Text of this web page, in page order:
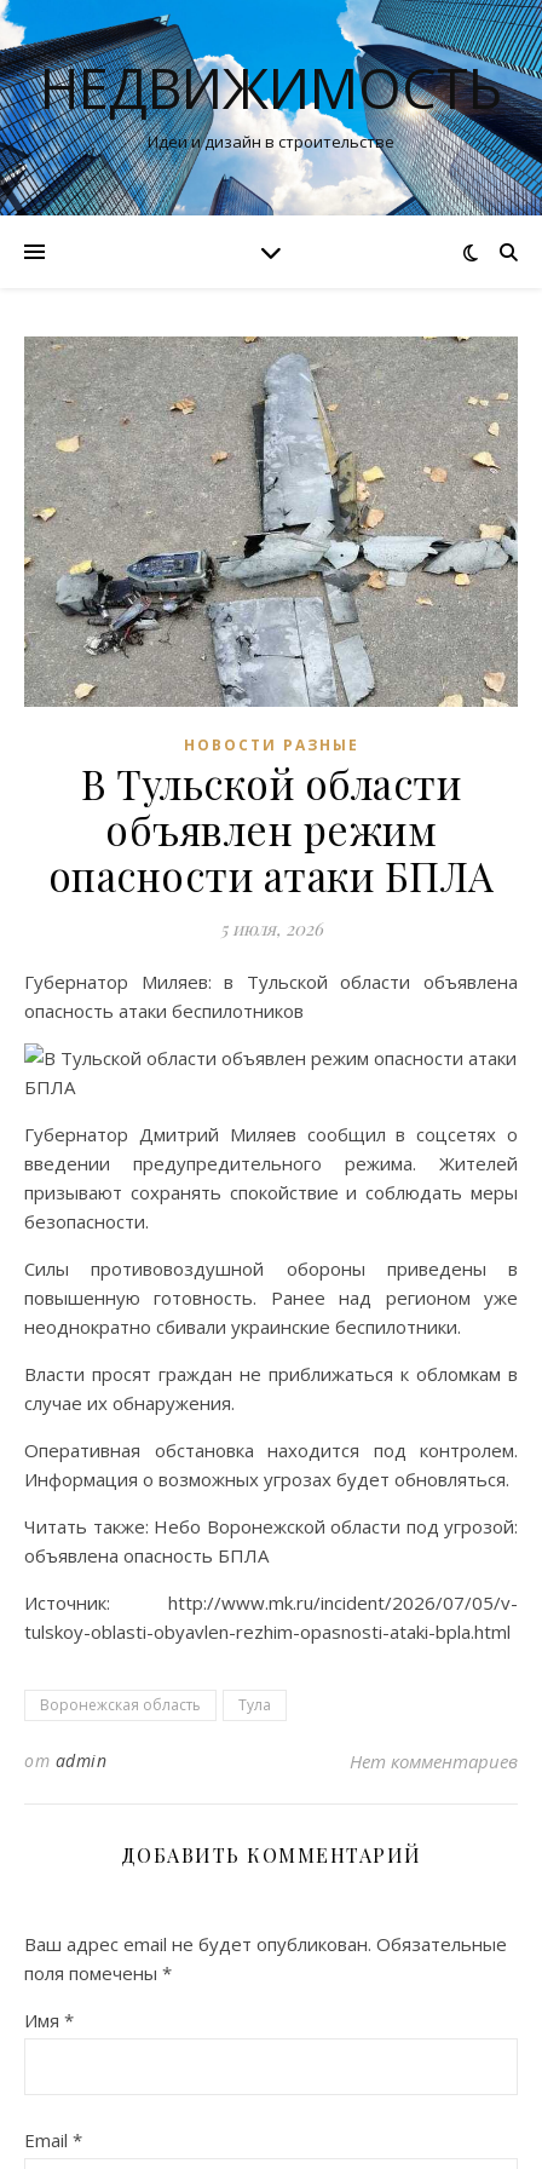
НЕДВИЖИМОСТЬ
Идеи и дизайн в строительстве
НОВОСТИ РАЗНЫЕ
В Тульской области
объявлен режим
опасности атаки БПЛА
5 июля, 2026
Губернатор Миляев: в Тульской области объявлена
опасность атаки беспилотников
Губернатор Дмитрий Миляев сообщил в соцсетях о
введении предупредительного режима. Жителей
призывают сохранять спокойствие и соблюдать меры
безопасности.
Силы противовоздушной обороны приведены в
повышенную готовность. Ранее над регионом уже
неоднократно сбивали украинские беспилотники.
Власти просят граждан не приближаться к обломкам в
случае их обнаружения.
Оперативная обстановка находится под контролем.
Информация о возможных угрозах будет обновляться.
Читать также: Небо Воронежской области под угрозой:
объявлена опасность БПЛА
Источник: http://www.mk.ru/incident/2026/07/05/v-
tulskoy-oblasti-obyavlen-rezhim-opasnosti-ataki-bpla.html
Воронежская область Тула
от admin Нет комментариев
ДОБАВИТЬ КОММЕНТАРИЙ
Ваш адрес email не будет опубликован. Обязательные
поля помечены *
Имя *
Email *